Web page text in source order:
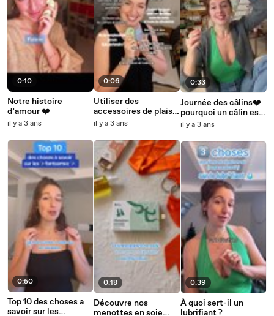
0:10
Notre histoire
d’amour ❤️
il y a 3 ans
0:50
Top 10 des choses a
savoir sur les
0:06
Utiliser des
accessoires de plaisir
en couple ?
il y a 3 ans
0:18
Découvre nos
menottes en soie
0:33
Journée des câlins❤️
pourquoi un câlin est
bon pour la santé ?
virtuels pour vous
il y a 3 ans
0:39
À quoi sert-il un
lubrifiant ?